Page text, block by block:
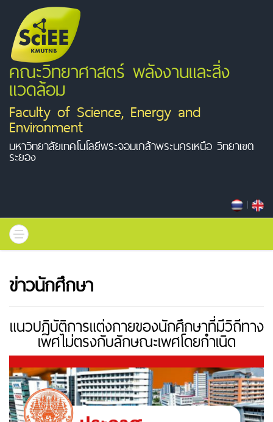
คณะวิทยาศาสตร์ พลังงานและสิ่ง
แวดล้อม
Faculty of Science, Energy and
Environment
มหาวิทยาลัยเทคโนโลยีพระจอมเกล้าพระนครเหนือ วิทยาเขต
ระยอง
|
ข่าวนักศึกษา
แนวปฏิบัติการแต่งกายของนักศึกษาที่มีวิถีทาง
เพศไม่ตรงกับลักษณะเพศโดยกำเนิด